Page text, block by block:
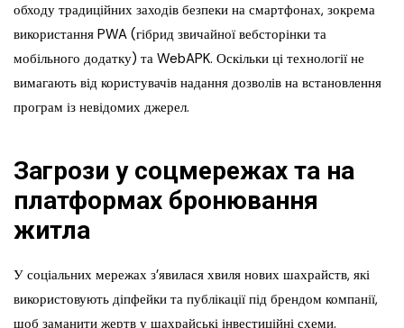
обходу традиційних заходів безпеки на смартфонах, зокрема
використання PWA (гібрид звичайної вебсторінки та
мобільного додатку) та WebAPK. Оскільки ці технології не
вимагають від користувачів надання дозволів на встановлення
програм із невідомих джерел.
Загрози у соцмережах та на
платформах бронювання
житла
У соціальних мережах з’явилася хвиля нових шахрайств, які
використовують діпфейки та публікації під брендом компанії,
щоб заманити жертв у шахрайські інвестиційні схеми.